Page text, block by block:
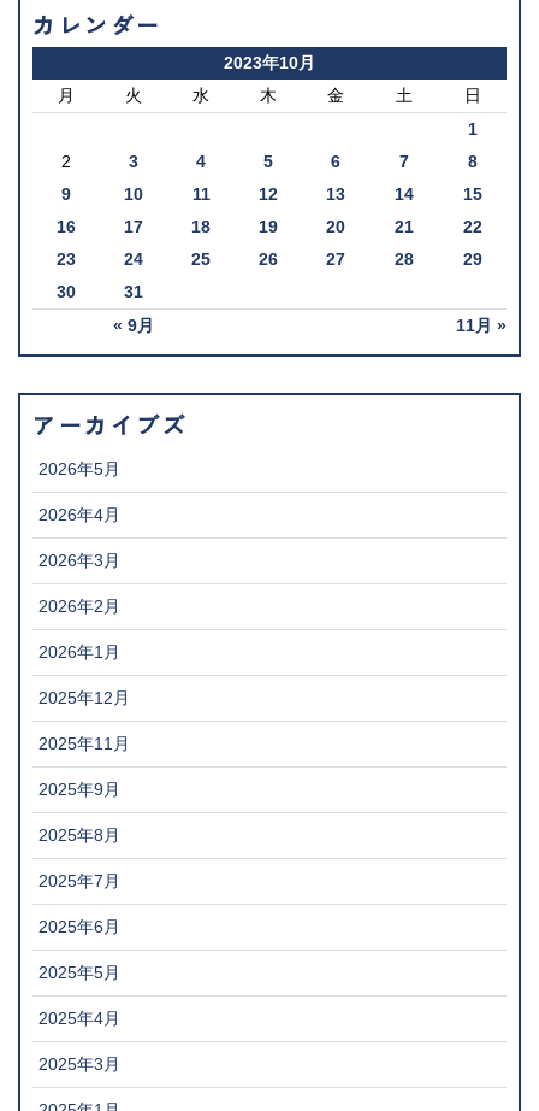
カレンダー
2023年10月
月
火 水 木 金 土 日
« 9月 11月 »
1
2
3 4 5 6 7
8
9
10 11 12 13 14
15
16
17 18 19 20 21
22
23
24 25 26 27 28
29
30
31
アーカイブズ
2026年5月
2026年4月
2026年3月
2026年2月
2026年1月
2025年12月
2025年11月
2025年9月
2025年8月
2025年7月
2025年6月
2025年5月
2025年4月
2025年3月